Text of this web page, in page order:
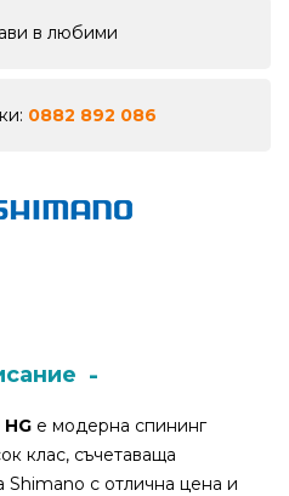
в любими
0882 892 086
е модерна спининг
клас, съчетаваща
Shimano с отлична цена и